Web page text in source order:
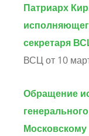
Патриарх
секретаря
ВСЦ от 10
Обращение